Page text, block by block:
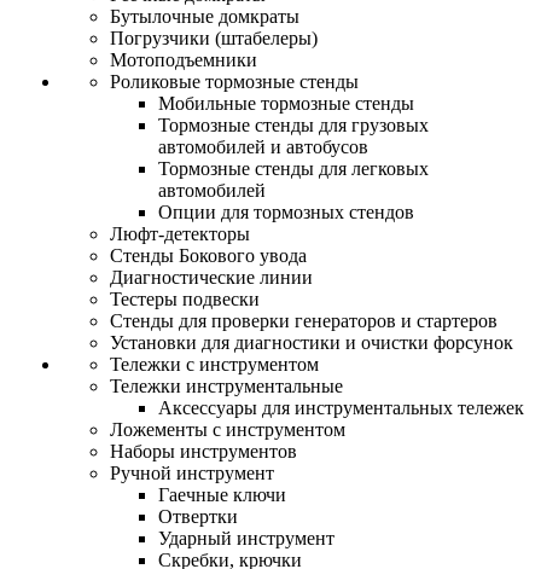
Бутылочные домкраты
Погрузчики (штабелеры)
Мотоподъемники
Роликовые тормозные стенды
Мобильные тормозные стенды
Тормозные стенды для грузовых
автомобилей и автобусов
Тормозные стенды для легковых
автомобилей
Опции для тормозных стендов
Люфт-детекторы
Стенды Бокового увода
Диагностические линии
Тестеры подвески
Стенды для проверки генераторов и стартеров
Установки для диагностики и очистки форсунок
Тележки с инструментом
Тележки инструментальные
Аксессуары для инструментальных тележек
Ложементы с инструментом
Наборы инструментов
Ручной инструмент
Гаечные ключи
Отвертки
Ударный инструмент
Скребки, крючки